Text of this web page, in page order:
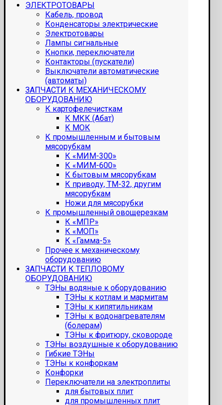
ЭЛЕКТРОТОВАРЫ
Кабель, провод
Конденсаторы электрические
Электротовары
Лампы сигнальные
Кнопки, переключатели
Контакторы (пускатели)
Выключатели автоматические
(автоматы)
ЗАПЧАСТИ К МЕХАНИЧЕСКОМУ
ОБОРУДОВАНИЮ
К картофелечисткам
К МКК (Абат)
К МОК
К промышленным и бытовым
мясорубкам
К «МИМ-300»
К «МИМ-600»
К бытовым мясорубкам
К приводу, ТМ-32, другим
мясорубкам
Ножи для мясорубки
К промышленный овощерезкам
К «МПР»
К «МОП»
К «Гамма-5»
Прочее к механическому
оборудованию
ЗАПЧАСТИ К ТЕПЛОВОМУ
ОБОРУДОВАНИЮ
ТЭНы водяные к оборудованию
ТЭНы к котлам и мармитам
ТЭНы к кипятильникам
ТЭНы к водонагревателям
(болерам)
ТЭНы к фритюру, сковороде
ТЭНы воздушные к оборудованию
Гибкие ТЭНы
ТЭНы к конфоркам
Конфорки
Переключатели на электроплиты
для бытовых плит
для промышленных плит